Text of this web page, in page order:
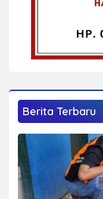
Berita Terbaru